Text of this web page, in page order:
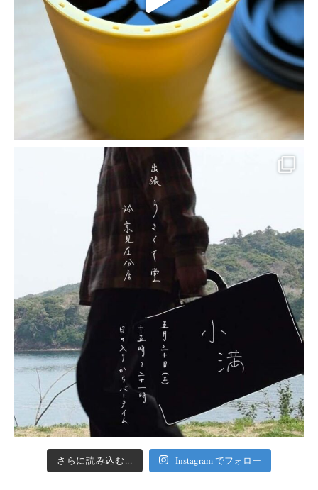
さらに読み込む... Instagram でフォロー